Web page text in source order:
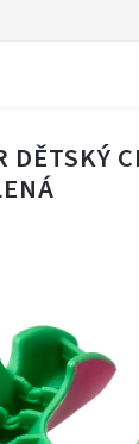
DĚTSKÝ